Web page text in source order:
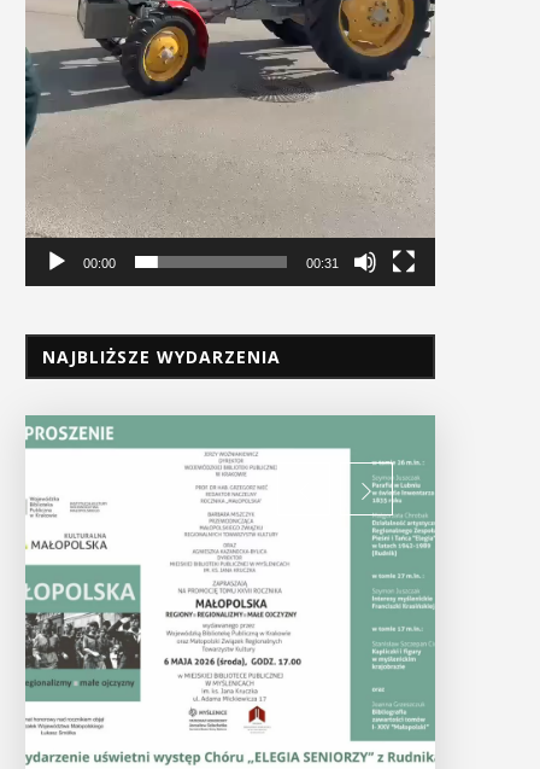
00:00 00:31
NAJBLIŻSZE WYDARZENIA